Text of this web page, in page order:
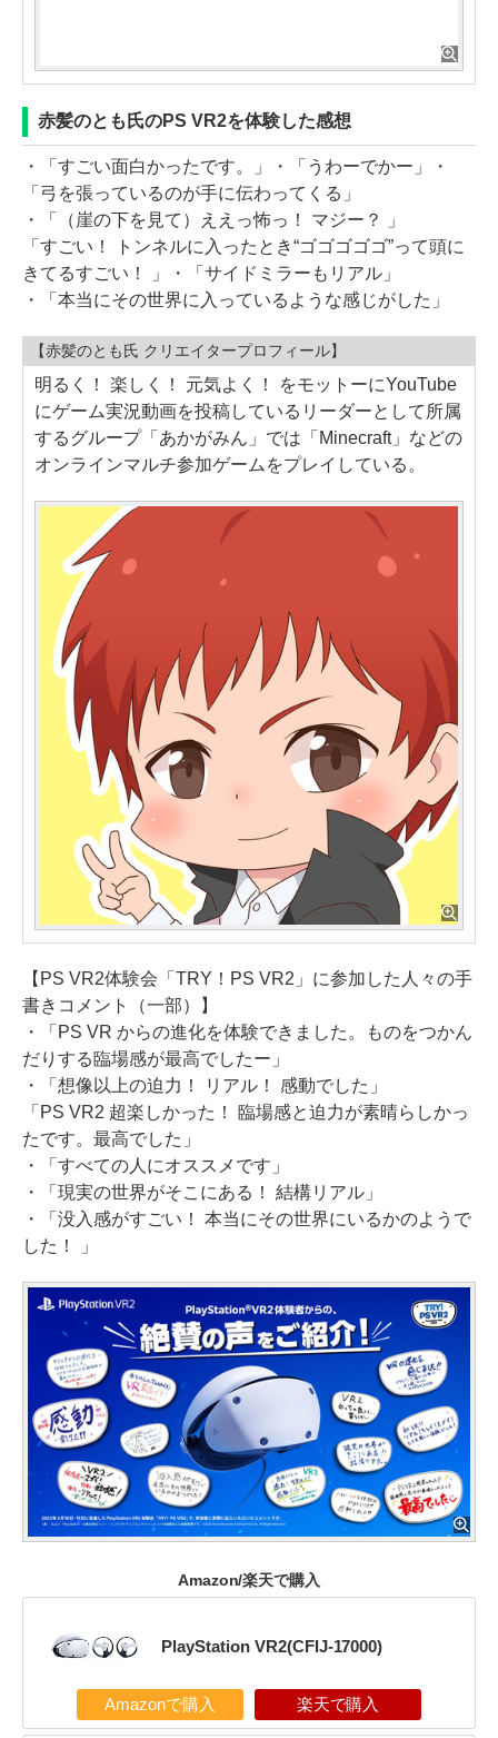
赤髪のとも氏のPS VR2を体験した感想
・「すごい面白かったです。」・「うわーでかー」・
「弓を張っているのが手に伝わってくる」
・「（崖の下を見て）ええっ怖っ！ マジー？ 」
「すごい！ トンネルに入ったとき“ゴゴゴゴゴ”って頭に
きてるすごい！ 」・「サイドミラーもリアル」
・「本当にその世界に入っているような感じがした」
【赤髪のとも氏 クリエイタープロフィール】
明るく！ 楽しく！ 元気よく！ をモットーにYouTube
にゲーム実況動画を投稿しているリーダーとして所属
するグループ「あかがみん」では「Minecraft」などの
オンラインマルチ参加ゲームをプレイしている。
【PS VR2体験会「TRY！PS VR2」に参加した人々の手
書きコメント（一部）】
・「PS VR からの進化を体験できました。ものをつかん
だりする臨場感が最高でしたー」
・「想像以上の迫力！ リアル！ 感動でした」
「PS VR2 超楽しかった！ 臨場感と迫力が素晴らしかっ
たです。最高でした」
・「すべての人にオススメです」
・「現実の世界がそこにある！ 結構リアル」
・「没入感がすごい！ 本当にその世界にいるかのようで
した！ 」
Amazon/楽天で購入
PlayStation VR2(CFIJ-17000)
Amazonで購入 楽天で購入